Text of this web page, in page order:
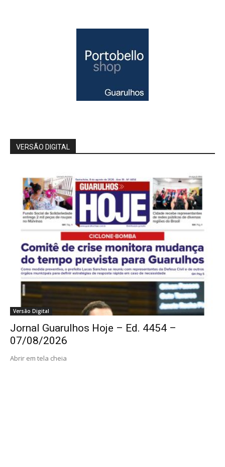
VERSÃO DIGITAL
Versão Digital
Jornal Guarulhos Hoje – Ed. 4454 –
07/08/2026
Abrir em tela cheia